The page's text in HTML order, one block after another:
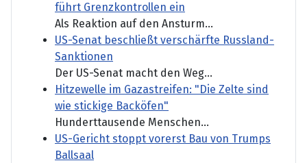
führt Grenzkontrollen ein
Als Reaktion auf den Ansturm...
US-Senat beschließt verschärfte Russland-
Sanktionen
Der US-Senat macht den Weg...
Hitzewelle im Gazastreifen: "Die Zelte sind
wie stickige Backöfen"
Hunderttausende Menschen...
US-Gericht stoppt vorerst Bau von Trumps
Ballsaal